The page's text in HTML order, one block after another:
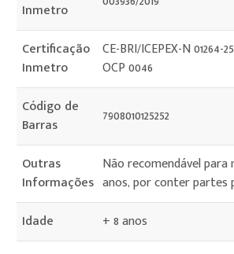
Inmetro
Certificação
Inmetro
CE-BRI/ICEPEX-N 01264-
OCP 0046
Código de
Barras
7908010125252
Outras
Informações
Não recomendável para
anos, por conter partes
Idade
+ 8 anos